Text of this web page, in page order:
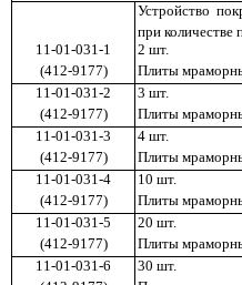
Устройство
при количестве
11-01-031-1
2 шт.
(412-9177)
Плиты
11-01-031-2 3 шт.
(412-9177)
Плиты
11-01-031-3 4 шт.
(412-9177)
Плиты
11-01-031-4 10 шт.
(412-9177)
Плиты
11-01-031-5 20 шт.
(412-9177)
Плиты
11-01-031-6 30 шт.